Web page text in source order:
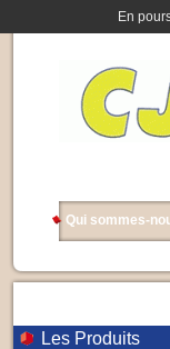
En
Qui sommes-
Les Produits